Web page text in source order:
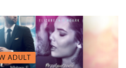
ADULT